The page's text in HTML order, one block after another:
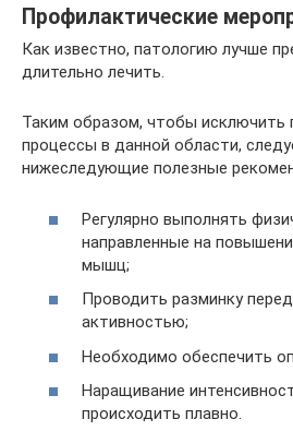
Профилактические
Как известно, патологию лучше
длительно лечить.
Таким образом, чтобы исключить
процессы в данной области,
нижеследующие полезные
Регулярно выполнять
направленные на
мышц;
Проводить разминку
активностью;
Необходимо обеспечить
Наращивание
происходить плавно.